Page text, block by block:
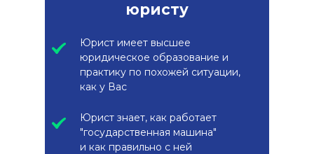
юристу
Юрист имеет высшее
юридическое образование и
практику по похожей ситуации,
как у Вас
Юрист знает, как работает
"государственная машина"
и как правильно с ней